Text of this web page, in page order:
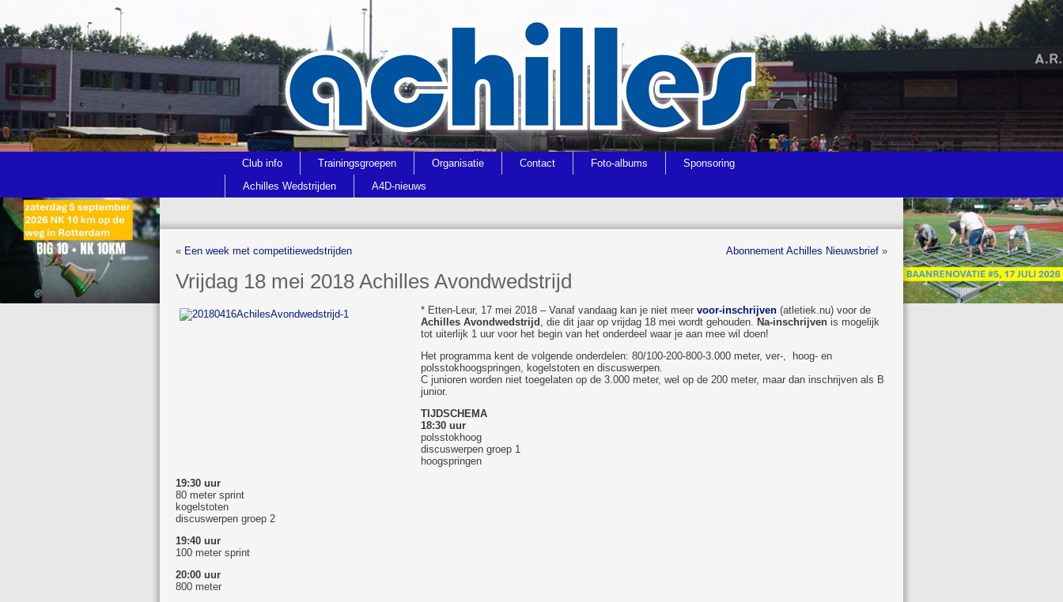
Club info Trainingsgroepen Organisatie Contact Foto-albums
Sponsoring
Achilles Wedstrijden
A4D-nieuws
« Een week met competitiewedstrijden Abonnement Achilles Nieuwsbrief»
Vrijdag 18 mei 2018 Achilles Avondwedstrijd
* Etten-Leur, 17 mei 2018 – Vanaf vandaag kan je niet meer voor-inschrijven(atletiek.nu) voor de
Achilles Avondwedstrijd , die dit jaar op vrijdag 18 mei wordt gehouden. Na-inschrijvenis mogelijk
tot uiterlijk 1 uur voor het begin van het onderdeel waar je aan mee wil doen!
Het programma kent de volgende onderdelen: 80/100-200-800-3.000 meter, ver-, hoog- en
polsstokhoogspringen, kogelstoten en discuswerpen.
C junioren worden niet toegelaten op de 3.000 meter, wel op de 200 meter, maar dan inschrijven als B
junior.
TIJDSCHEMA
18:30 uur
polsstokhoog
discuswerpen groep 1
hoogspringen
19:30 uur
80 meter sprint
kogelstoten
discuswerpen groep 2
19:40 uur
100 meter sprint
20:00 uur
800 meter